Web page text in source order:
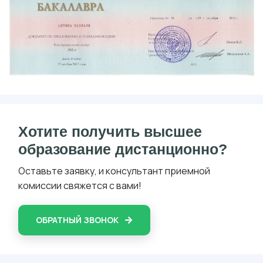
Хотите получить высшее
образование дистанционно?
Оставьте заявку, и консультант приемной
комиссии свяжется с вами!
ОБРАТНЫЙ ЗВОНОК